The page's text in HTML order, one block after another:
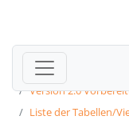
Signum-Forum
Version 2.0
Liste der Tabellen/